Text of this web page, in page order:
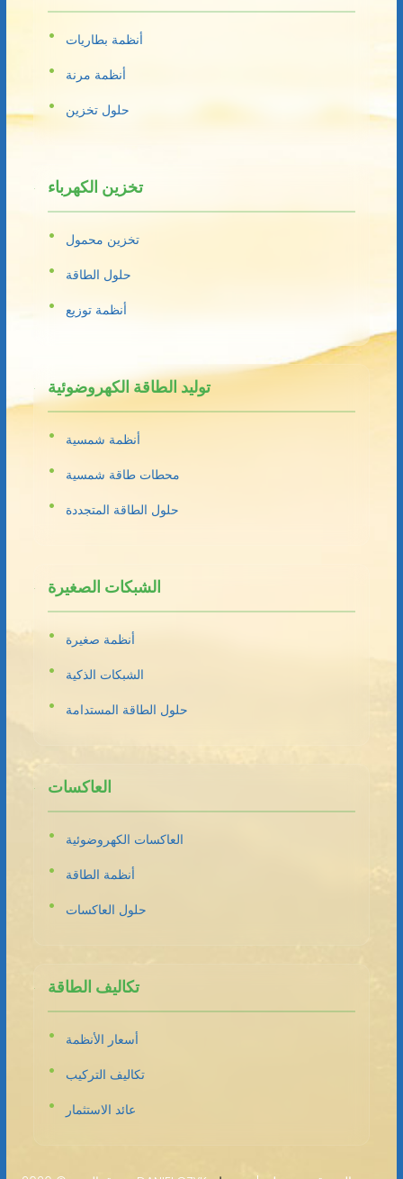
أنظمة بطاريات
أنظمة مرنة
حلول تخزين
تخزين الكهرباء
تخزين محمول
حلول الطاقة
أنظمة توزيع
توليد الطاقة الكهروضوئية
أنظمة شمسية
محطات طاقة شمسية
حلول الطاقة المتجددة
الشبكات الصغيرة
أنظمة صغيرة
الشبكات الذكية
حلول الطاقة المستدامة
العاكسات
العاكسات الكهروضوئية
أنظمة الطاقة
حلول العاكسات
تكاليف الطاقة
أسعار الأنظمة
تكاليف التركيب
عائد الاستثمار